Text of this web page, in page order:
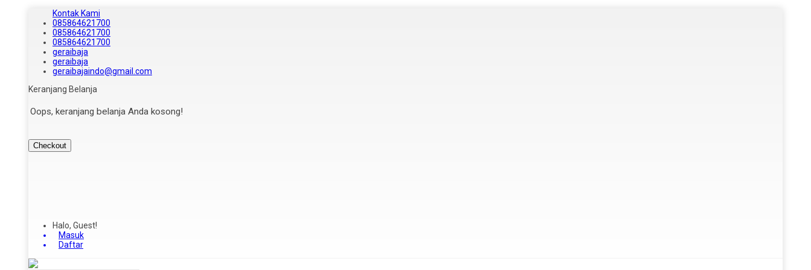
Kontak Kami
085864621700
085864621700
085864621700
geraibaja
geraibaja
geraibajaindo@gmail.com
Keranjang Belanja
Oops, keranjang belanja Anda kosong!
Checkout
Halo, Guest!
Masuk
Daftar